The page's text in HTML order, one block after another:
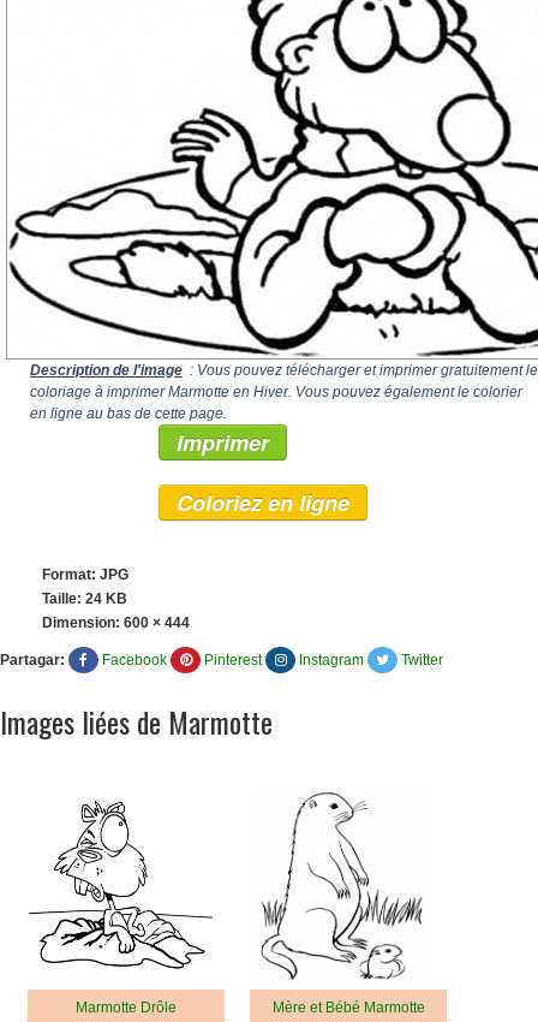
Description de l'image : Vous pouvez télécharger et imprimer gratuitement le
coloriage à imprimer Marmotte en Hiver. Vous pouvez également le colorier
en ligne au bas de cette page.
Imprimer
Coloriez en ligne
Format: JPG
Taille: 24 KB
Dimension: 600 × 444
Partagar: Facebook Pinterest Instagram Twitter
Images liées de Marmotte
Marmotte Drôle Mère et Bébé Marmotte